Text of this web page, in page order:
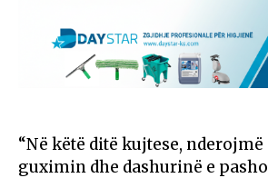
“Në këtë ditë kujtese, nderojmë
guximin dhe dashurinë e